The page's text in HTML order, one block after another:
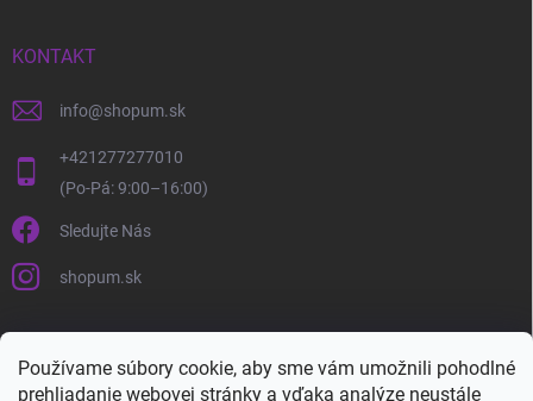
Používame súbory cookie, aby sme vám umožnili pohodlné
prehliadanie webovej stránky a vďaka analýze neustále
KONTAKT
info@shopum.sk
+421277277010
Sledujte Nás
shopum.sk